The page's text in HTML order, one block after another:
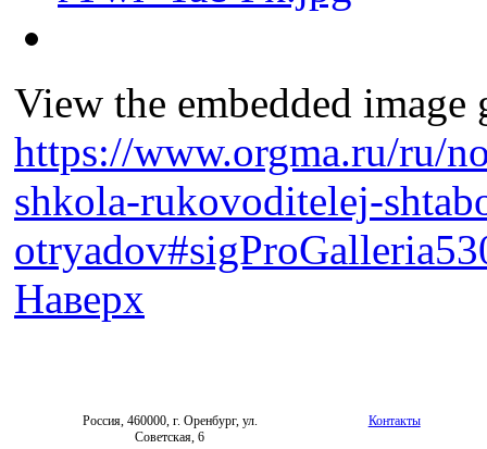
View the embedded
https://www.orgma.ru/ru/
shkola-rukovoditelej-
Наверх
Россия, 460000, г. Оренбург, ул.
Советская, 6
Контакты